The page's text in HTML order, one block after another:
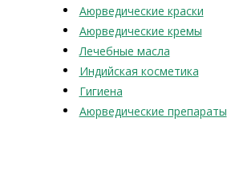
Аюрведические краски
Аюрведические кремы
Лечебные масла
Индийская косметика
Гигиена
Аюрведические препараты